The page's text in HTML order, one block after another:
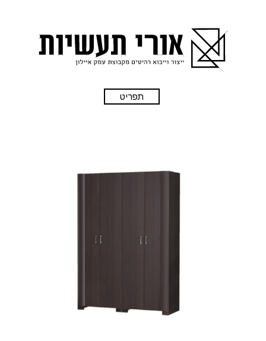
תפריט